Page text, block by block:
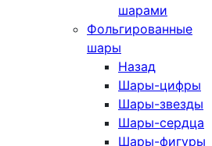
шарами
Фольгированные
шары
Назад
Шары-цифры
Шары-звезды
Шары-сердца
Шары-фигуры